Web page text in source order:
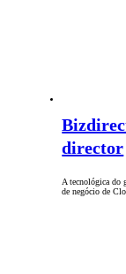
director
A tecnológica do
de negócio de